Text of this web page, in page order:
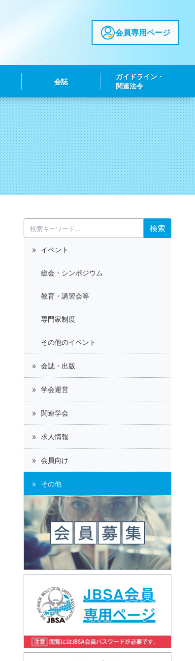
会員専用ページ
会誌
ガイドライン・
関連法令
検索
イベント
総会・シンポジウム
教育・講習会等
専門家制度
その他のイベント
会誌・出版
学会運営
関連学会
求人情報
会員向け
その他